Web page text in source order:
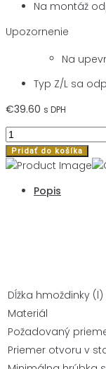
Na montáž
Upozornenie
Na
Typ Z/L sa
€39.60 s DPH
množstvo
200ks
HMOŽDINKA
SADROKARTÓNU
ZO
TLAKOVÉHO
ODLIATKU
33mm
Pridať do košíka
Popis
Dĺžka hmoždinky (l)
Materiál
Požadovaný
Priemer otvoru v